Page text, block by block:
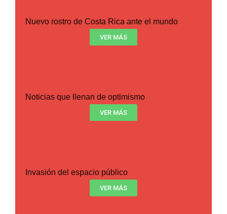
Nuevo rostro de Costa Rica ante el mundo
VER MÁS
Noticias que llenan de optimismo
VER MÁS
Invasión del espacio público
VER MÁS